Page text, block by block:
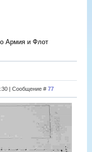
Армия и Флот
| Сообщение # 77